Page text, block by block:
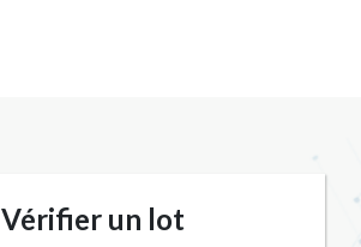
Vérifier un lot